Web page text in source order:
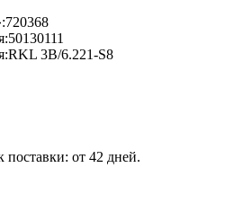
720368
50130111
RKL 3B/6.221-S8
поставки: от 42 дней.